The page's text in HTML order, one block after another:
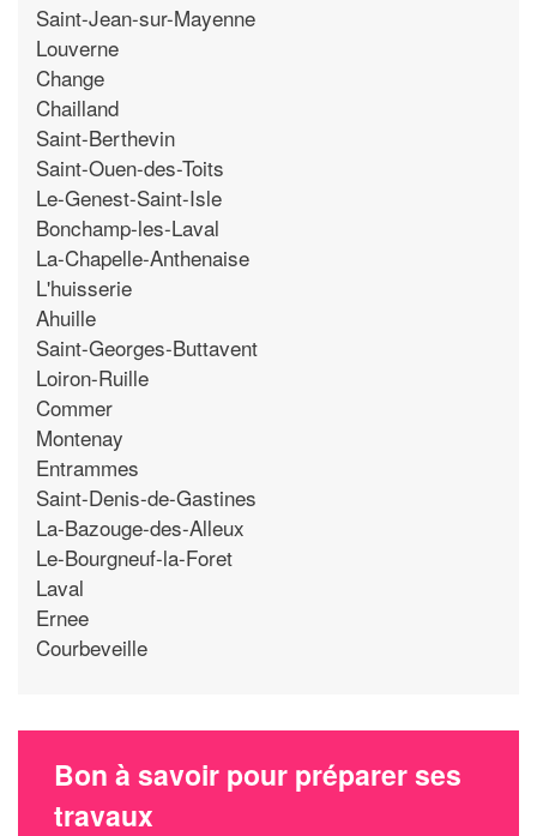
Saint-Jean-sur-Mayenne
Louverne
Change
Chailland
Saint-Berthevin
Saint-Ouen-des-Toits
Le-Genest-Saint-Isle
Bonchamp-les-Laval
La-Chapelle-Anthenaise
L'huisserie
Ahuille
Saint-Georges-Buttavent
Loiron-Ruille
Commer
Montenay
Entrammes
Saint-Denis-de-Gastines
La-Bazouge-des-Alleux
Le-Bourgneuf-la-Foret
Laval
Ernee
Courbeveille
Bon à savoir pour préparer ses
travaux